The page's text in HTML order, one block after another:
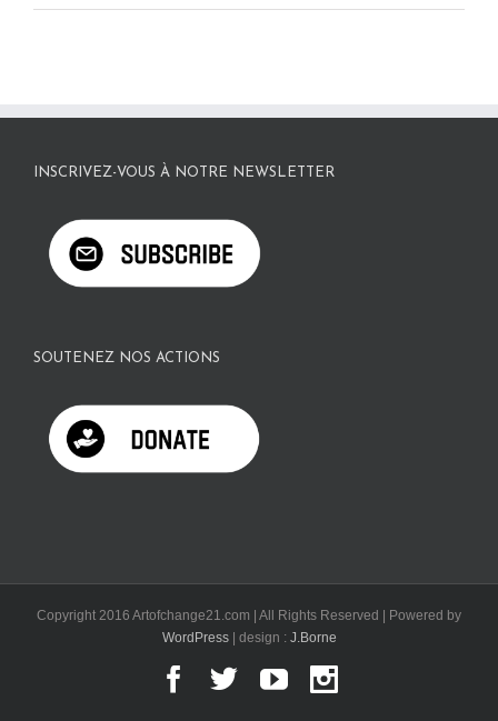
INSCRIVEZ-VOUS À NOTRE NEWSLETTER
SOUTENEZ NOS ACTIONS
Copyright 2016 Artofchange21.com | All Rights Reserved | Powered by
WordPress| design : J.Borne